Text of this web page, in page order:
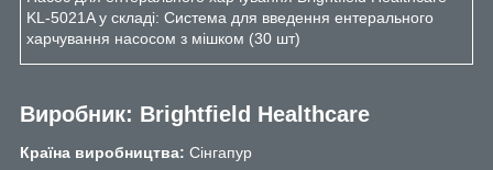
KL-5021A у складі: Система для введення ентерального
харчування насосом з мішком (30 шт)
Виробник: Brightfield Healthcare
Країна виробництва: Cінгапур